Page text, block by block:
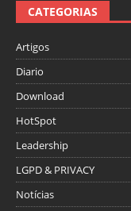
CATEGORIAS
Artigos
Diario
Download
HotSpot
Leadership
LGPD & PRIVACY
Notícias